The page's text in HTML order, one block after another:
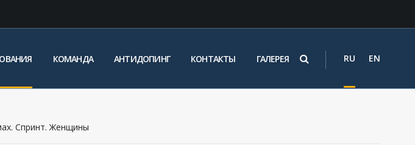
КОМАНДА АНТИДОПИНГ КОНТАКТЫ ГАЛЕРЕЯ RU EN
Спринт. Женщины